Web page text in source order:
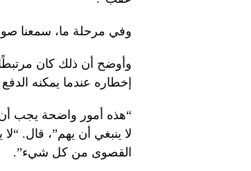
وفي مرحلة ما، سمعنا
وأوضح أن ذلك كان
إخطاره عندما يمكنه
“هذه أمور واضحة يجب أن
القصوى من كل شيء”.